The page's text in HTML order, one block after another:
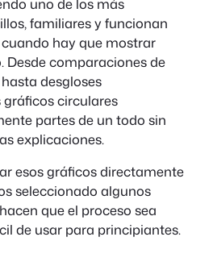
familiares y funcionan
hay que mostrar
Desde comparaciones de
desgloses
gráficos circulares
partes de un todo sin
explicaciones.
esos gráficos directamente
seleccionado algunos
que el proceso sea
de usar para principiantes.